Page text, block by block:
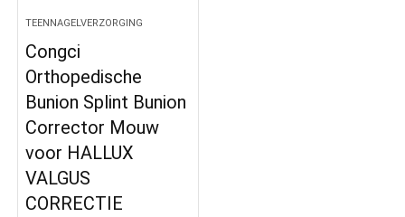
TEENNAGELVERZORGING
Congci
Orthopedische
Bunion Splint Bunion
Corrector Mouw
voor HALLUX
VALGUS
CORRECTIE